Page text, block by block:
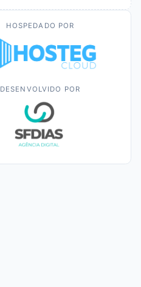
HOSPEDADO POR
DESENVOLVIDO POR